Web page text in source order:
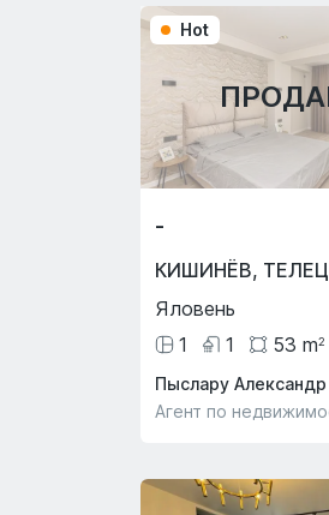
Hot
-
КИШИНЁВ,
Яловень
1
1 53 m2
Пыслару Александр
Агент по